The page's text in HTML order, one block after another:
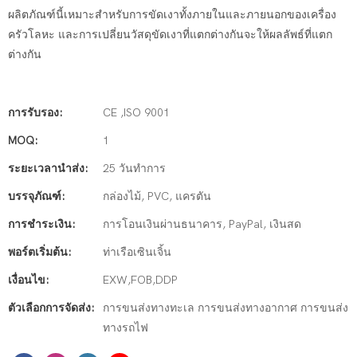
ผลิตภัณฑ์นี้เหมาะสำหรับการขัดเงาทั้งภายในและภายนอกของเครื่อง
ครัวโลหะ และการเปลี่ยนวัสดุขัดเงาที่แตกต่างกันจะให้ผลลัพธ์ที่แตก
ต่างกัน
การรับรอง: CE ,ISO 9001
MOQ: 1
ระยะเวลานำส่ง: 25 วันทำการ
บรรจุภัณฑ์: กล่องไม้, PVC, แครตัน
การชำระเงิน: การโอนเงินผ่านธนาคาร, PayPal, เงินสด
พอร์ตเริ่มต้น: ท่าเรือเซินเจิ้น
เงื่อนไข: EXW,FOB,DDP
ตัวเลือกการจัดส่ง:
การขนส่งทางทะเล การขนส่งทางอากาศ การขนส่ง
ทางรถไฟ